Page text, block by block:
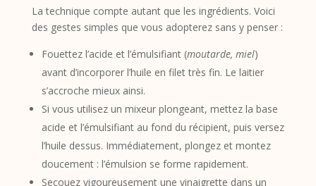
La technique compte autant que les ingrédients. Voici
des gestes simples que vous adopterez sans y penser :
Fouettez l’acide et l’émulsifiant (moutarde, miel)
avant d’incorporer l’huile en filet très fin. Le laitier
s’accroche mieux ainsi.
Si vous utilisez un mixeur plongeant, mettez la base
acide et l’émulsifiant au fond du récipient, puis versez
l’huile dessus. Immédiatement, plongez et montez
doucement : l’émulsion se forme rapidement.
Secouez vigoureusement une vinaigrette dans un